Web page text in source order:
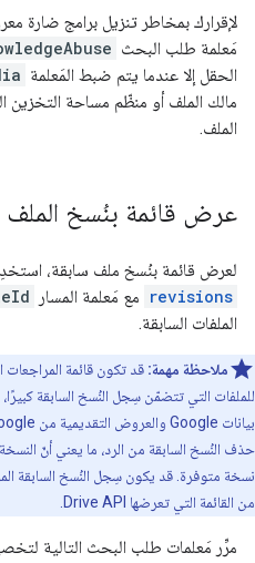
لإقرارك بمخاطر تنزيل برامج ضارة
مَعلمة طلب البحث
الحقل إلا عندما يتم ضبط المَعلمة
مالك الملف أو منظّم مساحة التخزين
الملف.
عرض قائمة بنُسخ الملف
لعرض قائمة بنُسخ ملف سابقة،
revisions مع مَعلمة المسار
الملفات السابقة.
ملاحظة مهمة: قد تكون قائمة المراجعات
حذف النُسخ السابقة من الرد، ما يعني أنّ
من القائمة التي تعرضها Drive API.
مرِّر مَعلمات طلب البحث التالية